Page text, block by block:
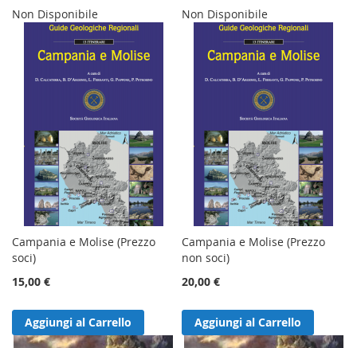
Non Disponibile Non Disponibile
Campania e Molise (Prezzo
soci)
15,00 €
Aggiungi al Carrello
Campania e Molise (Prezzo
non soci)
20,00 €
Aggiungi al Carrello